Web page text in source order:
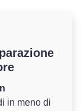
in meno di